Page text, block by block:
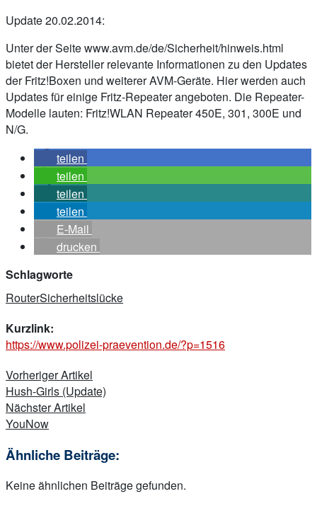
Update 20.02.2014:
Unter der Seite www.avm.de/de/Sicherheit/hinweis.html
bietet der Hersteller relevante Informationen zu den Updates
der Fritz!Boxen und weiterer AVM-Geräte. Hier werden auch
Updates für einige Fritz-Repeater angeboten. Die Repeater-
Modelle lauten: Fritz!WLAN Repeater 450E, 301, 300E und
N/G.
teilen
teilen
teilen
teilen
E-Mail
drucken
Schlagworte
RouterSicherheitslücke
Kurzlink:
https://www.polizei-praevention.de/?p=1516
Beitragsnavigation
Vorheriger Artikel
Hush-Girls (Update)
Nächster Artikel
YouNow
Ähnliche Beiträge:
Keine ähnlichen Beiträge gefunden.